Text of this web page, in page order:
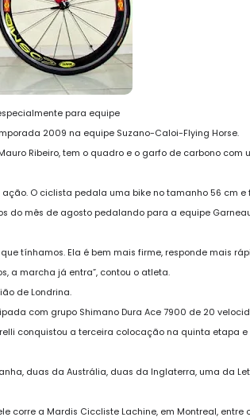
para equipe
2009 na equipe Suzano-Caloi-Flying Horse.
Ribeiro, tem o quadro e o garfo de carbono com
O ciclista pedala uma bike no tamanho 56 cm e
do mês de agosto pedalando para a equipe
tínhamos. Ela é bem mais firme, responde mais
a marcha já entra”, contou o atleta.
de Londrina.
com grupo Shimano Dura Ace 7900 de 20
conquistou a terceira colocação na quinta etapa e
duas da Austrália, duas da Inglaterra, uma da
corre a Mardis Ciccliste Lachine, em Montreal, entre